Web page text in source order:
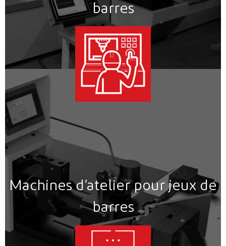
barres
Machines d’atelier pour jeux de
barres